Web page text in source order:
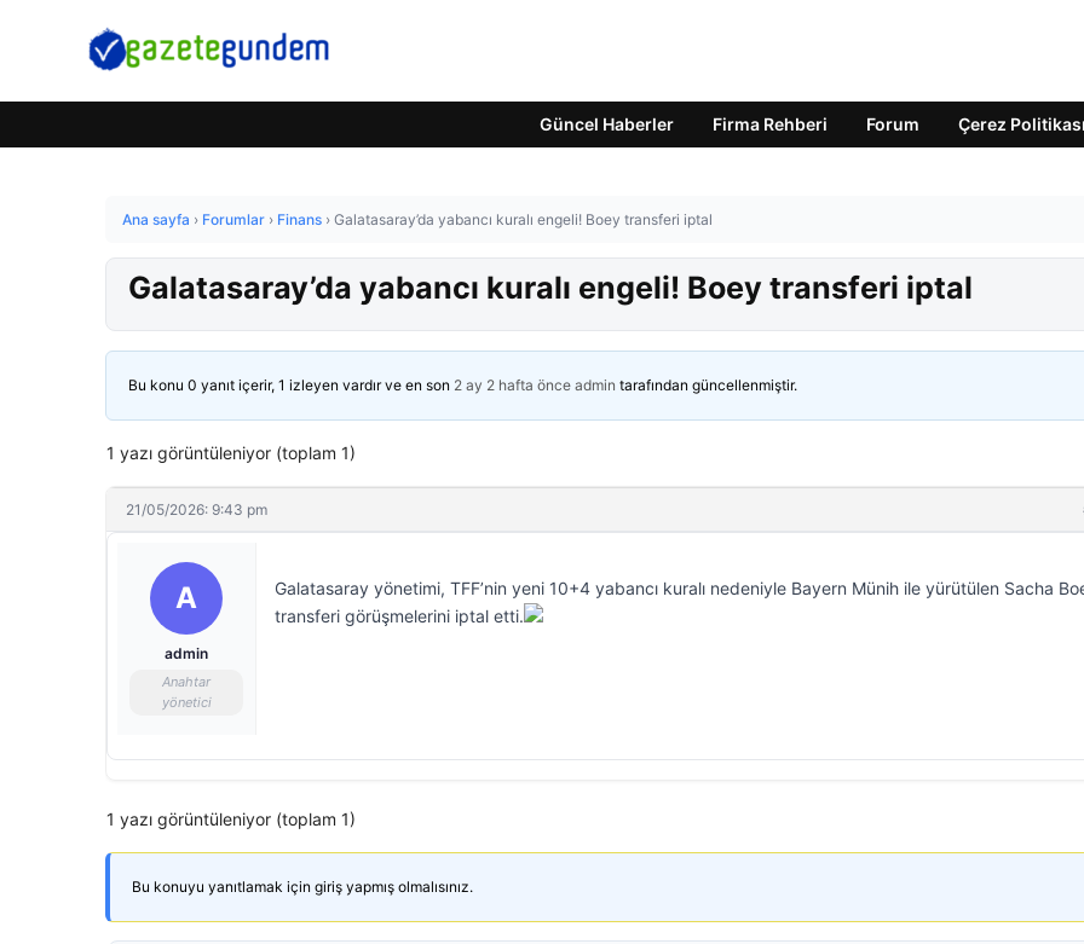
Güncel Haberler Firma Rehberi Forum Çerez Politikası
Ana sayfa › Forumlar › Finans › Galatasaray’da yabancı kuralı engeli! Boey transferi iptal
Galatasaray’da yabancı kuralı engeli! Boey transferi iptal
Bu konu 0 yanıt içerir, 1 izleyen vardır ve en son 2 ay 2 hafta önce admin tarafından güncellenmiştir.
1 yazı görüntüleniyor (toplam 1)
21/05/2026: 9:43 pm
A
admin
Anahtar
yönetici
Galatasaray yönetimi, TFF’nin yeni 10+4 yabancı kuralı nedeniyle Bayern Münih ile yürütülen Sacha
transferi görüşmelerini iptal etti.
1 yazı görüntüleniyor (toplam 1)
Bu konuyu yanıtlamak için giriş yapmış olmalısınız.